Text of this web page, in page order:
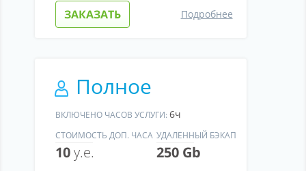
ЗАКАЗАТЬ Подробнее
Полное
ВКЛЮЧЕНО ЧАСОВ УСЛУГИ: 6ч
СТОИМОСТЬ ДОП. ЧАСА
10у.е.
УДАЛЕННЫЙ БЭКАП
250 Gb